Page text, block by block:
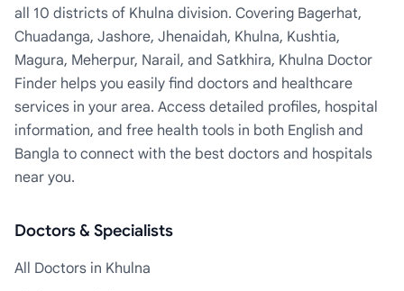
all 10 districts of Khulna division. Covering Bagerhat,
Chuadanga, Jashore, Jhenaidah, Khulna, Kushtia,
Magura, Meherpur, Narail, and Satkhira, Khulna Doctor
Finder helps you easily find doctors and healthcare
services in your area. Access detailed profiles, hospital
information, and free health tools in both English and
Bangla to connect with the best doctors and hospitals
near you.
Doctors & Specialists
All Doctors in Khulna